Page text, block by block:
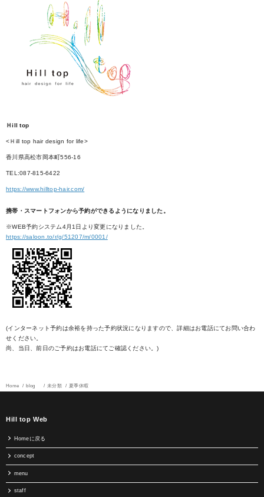
Ｈill top
<Ｈill top hair design for life>
香川県高松市岡本町556-16
TEL:087-815-6422
https://www.hilltop-hair.com/
携帯・スマートフォンから予約ができるようになりました。
※WEB予約システム4月1日より変更になりました。
https://saloon.to/r/g/51207/m/0001/
(インターネット予約は余裕を持った予約状況になりますので、詳細はお電話にてお問い合わ
せください。
尚、当日、前日のご予約はお電話にてご確認ください。)
Home blog 未分類 夏季休暇
Hill top Web
Homeに戻る
concept
menu
staff